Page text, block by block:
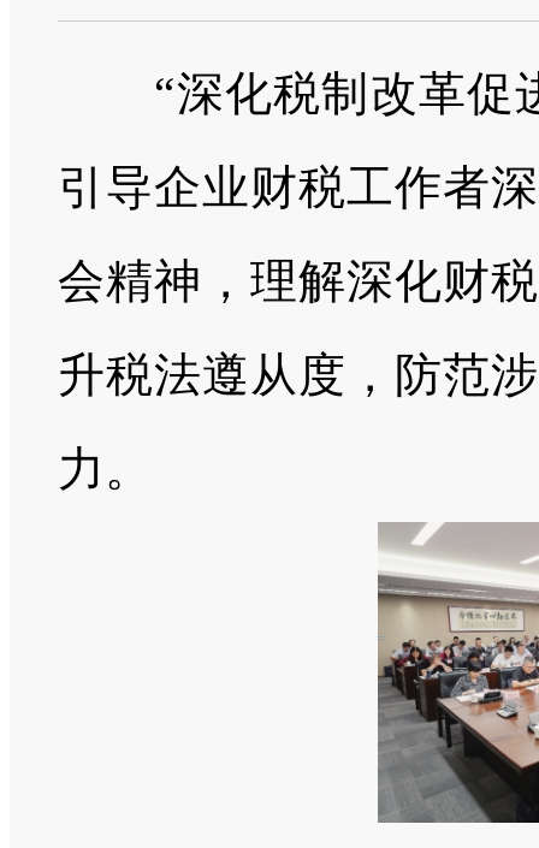
“深化税制改革促
引导企业财税工作者
会精神，理解深化财
升税法遵从度，防范
力。